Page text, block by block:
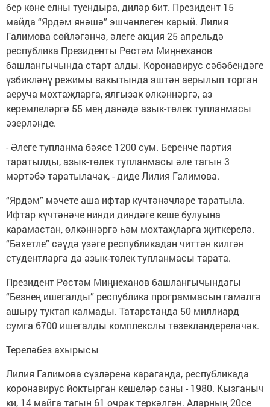
бер көне елны туендыра, диләр бит. Президент 15
майда “Ярдәм янәшә” эшчәнлеген карый. Лилия
Галимова сөйләгәнчә, әлеге акция 25 апрельдә
республика Президенты Рөстәм Миңнеханов
башлангычында старт алды. Коронавирус сәбәбендәге
үзбикләнү режимы вакытында эштән аерылып торган
аеруча мохтаҗларга, ялгызак өлкәннәргә, аз
керемлеләргә 55 мең данәдә азык-төлек тупланмасы
әзерләнде.
- Әлеге тупланма бәясе 1200 сум. Беренче партия
таратылды, азык-төлек тупланмасы әле тагын 3
мәртәбә таратылачак, - диде Лилия Галимова.
“Ярдәм” мәчете аша ифтар күчтәнәчләре таратыла.
Ифтар күчтәнәче нинди диндәге кеше булуына
карамастан, өлкәннәргә һәм мохтаҗларга җиткерелә.
“Бәхетле” сәүдә үзәге республикадан читтән килгән
студентларга да азык-төлек тупланмасы тарата.
Президент Рөстәм Миңнеханов башлангычындагы
“Безнең ишегалды” республика программасын гамәлгә
ашыру туктап калмады. Татарстанда 50 миллиард
сумга 6700 ишегалды комплекслы төзекләндереләчәк.
Тереләбез ахырысы
Лилия Галимова сүзләренә караганда, республикада
коронавирус йоктырган кешеләр саны - 1980. Кызганыч
ки, 14 майга тагын 61 очрак теркәлгән. Аларның 20се